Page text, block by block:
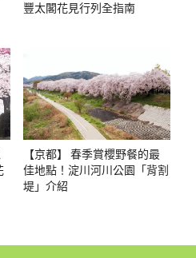
豐太閣花見行列全指南
【京都】 春季賞櫻野餐的最
佳地點！淀川河川公園「背割
堤」介紹